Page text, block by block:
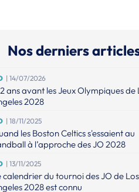
Nos derniers
| 14/07/2026
ans avant les Jeux Olympiques de
2028
| 18/11/2025
les Boston Celtics s'essaient au
à l’approche des JO 2028
| 13/11/2025
calendrier du tournoi des JO de Los
2028 est connu